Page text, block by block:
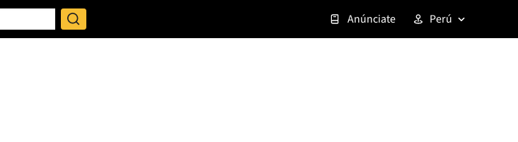
Anúnciate Perú